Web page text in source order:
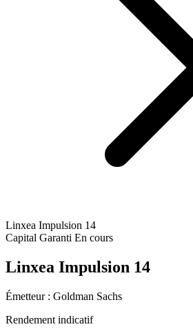
Linxea Impulsion 14
Capital Garanti En cours
Linxea Impulsion 14
Émetteur : Goldman Sachs
Rendement indicatif